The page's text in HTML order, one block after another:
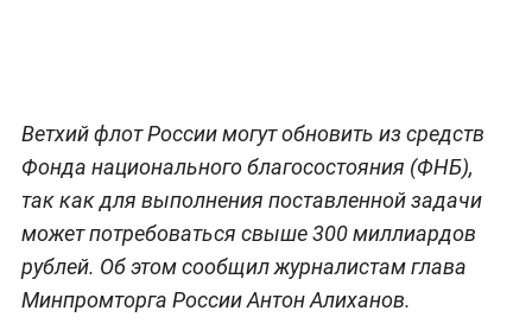
Ветхий флот России могут обновить из средств
Фонда национального благосостояния (ФНБ),
так как для выполнения поставленной задачи
может потребоваться свыше 300 миллиардов
рублей. Об этом сообщил журналистам глава
Минпромторга России Антон Алиханов.